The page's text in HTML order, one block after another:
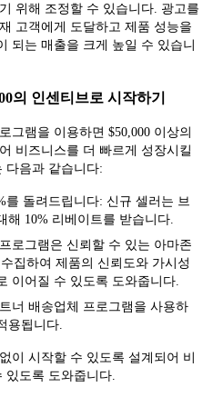
위해 조정할 수 있습니다. 광고를
고객에게 도달하고 제품 성능을
되는 매출을 크게 높일 수 있습니
의 인센티브로 시작하기
그램을 이용하면 $50,000 이상의
비즈니스를 더 빠르게 성장시킬
다음과 같습니다:
를 돌려드립니다: 신규 셀러는 브
해 10% 리베이트를 받습니다.
로그램은 신뢰할 수 있는 아마존
집하여 제품의 신뢰도와 가시성
이어질 수 있도록 도와줍니다.
너 배송업체 프로그램을 사용하
용됩니다.
이 시작할 수 있도록 설계되어 비
도록 도와줍니다.